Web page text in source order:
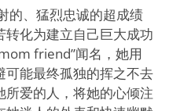
的、猛烈忠诚的超成绩
化为建立自己巨大成功
friend”闻名，她用
能最终孤独的挥之不去
爱的人，将她的心倾注